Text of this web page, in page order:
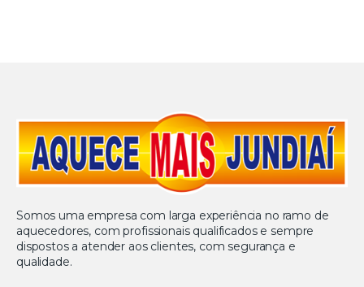
Somos uma empresa com larga experiência no ramo de
aquecedores, com profissionais qualificados e sempre
dispostos a atender aos clientes, com segurança e
qualidade.